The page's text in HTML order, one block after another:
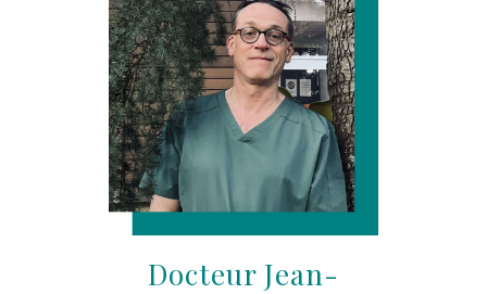
Docteur Jean-